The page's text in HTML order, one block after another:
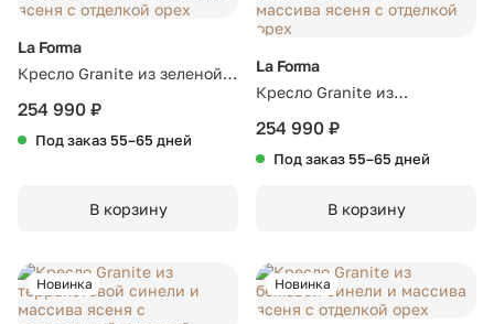
La Forma
Кресло Granite из зеленой
синели и массива ясеня с
254 990 ₽
Под заказ 55–65 дней
В корзину
La Forma
Кресло Granite из
коричневой синели и
254 990 ₽
Под заказ 55–65 дней
В корзину
Новинка Новинка